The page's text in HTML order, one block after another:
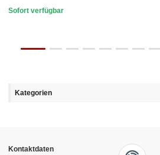
Sofort verfügbar
Kategorien
Kontaktdaten